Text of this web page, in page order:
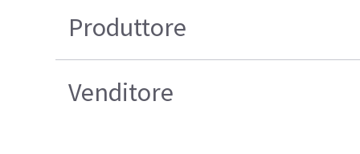
Produttore
Venditore